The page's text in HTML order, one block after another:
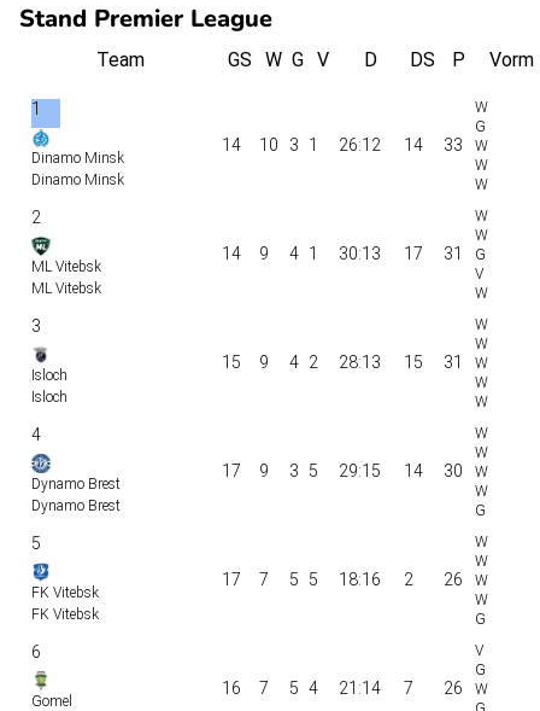
Stand Premier League
Team GS W G V D DS P Vorm
1
Dinamo Minsk
Dinamo Minsk
14 10 3 1 26:12 14 33
2
ML Vitebsk
ML Vitebsk
14 9 4 1 30:13 17 31
3
Isloch
Isloch
15 9 4 2 28:13 15 31
4
Dynamo Brest
Dynamo Brest
17 9 3 5 29:15 14 30
5
FK Vitebsk
FK Vitebsk
17 7 5 5 18:16 2 26
6
Gomel
16 7 5 4 21:14 7 26